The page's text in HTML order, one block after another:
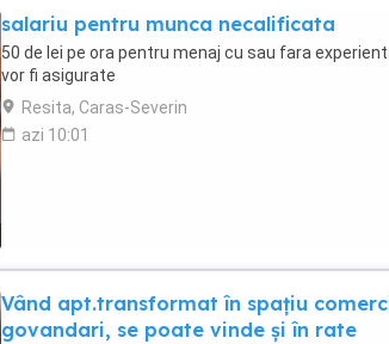
salariu pentru munca necalificata
50 de lei pe ora pentru menaj cu sau fara
vor fi asigurate
Resita, Caras-Severin
azi 10:01
Vând apt.transformat în spațiu
govandari, se poate vinde și în rate